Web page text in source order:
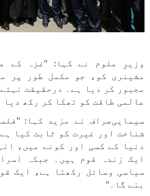
وزیرِ علوم نے کہا: "غزہ کے
مشینری کو، جو مکمل طور پر
مجبور کر دیا ہے۔ درحقیقت
عالمی طاقت کو تھکا کر رکھ دیا
سیمایی‌صراف نے مزید کہا:
شناخت اور غیرت کو ثابت کیا
دنیا کے کسی اور کونے میں،
ایک زندہ قوم ہیں۔ جبکہ
سیاسی وسائل رکھتا ہے، ایک
بنے گا۔"